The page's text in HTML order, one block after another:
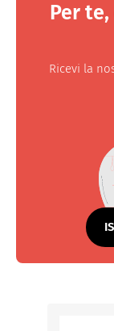
Per
Ricevi la